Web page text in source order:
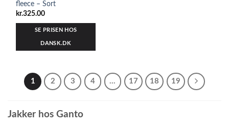
fleece – Sort
kr.325.00
SE PRISEN HOS
DANSK.DK
1 2 3 4 … 17 18 19
Jakker hos Ganto